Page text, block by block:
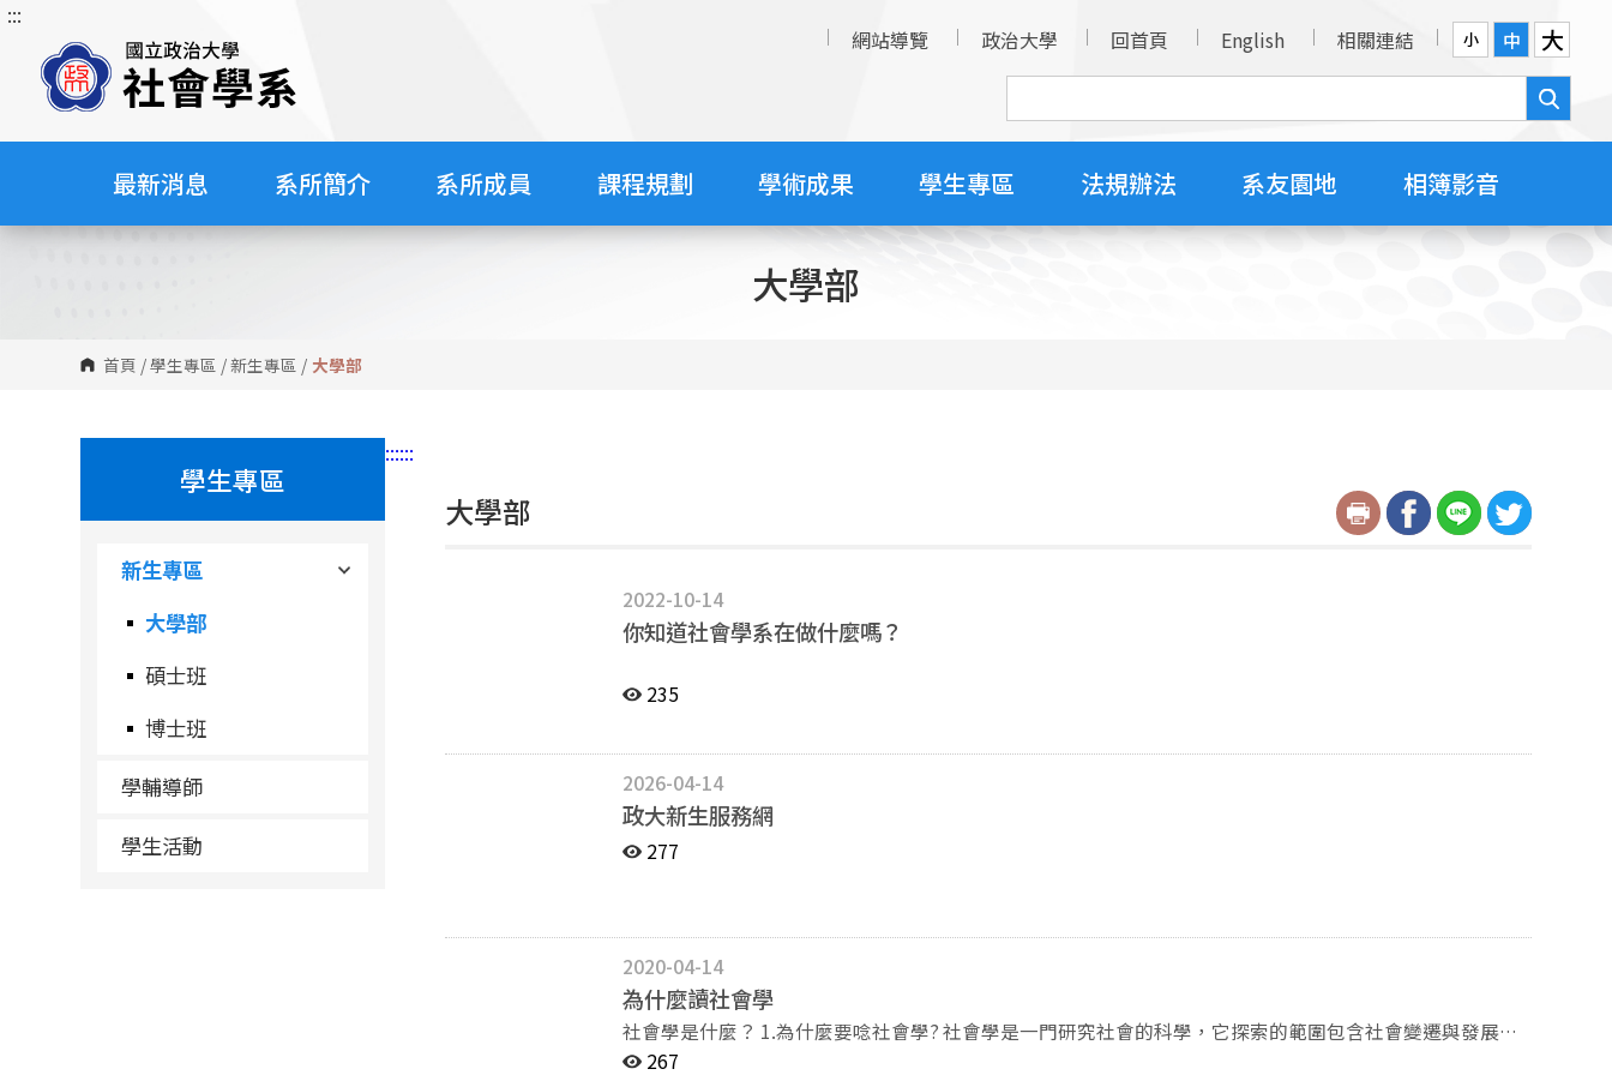
跳
內
塊
:::
網站導覽
政治大學 回首頁 English 相關連結 小 中 大
最新消息 系所簡介 系所成員 課程規劃 學術成果 學生專區 法規辦法 系友園地 相簿影音
大學部
首頁 /學生專區 /新生專區 / 大學部
:::
學生專區
新生專區
大學部
碩士班
博士班
學輔導師
學生活動
:::
大學部
2022-10-14
你知道社會學系在做什麼嗎？
235
2026-04-14
政大新生服務網
277
2020-04-14
為什麼讀社會學
社會學是什麼？ 1.為什麼要唸社會學? 社會學是一門研究社會的科學，它探索的範圍包含社會變遷與發展、
社會組織、社會網絡、社會階級、文化、環境、科技和通訊、醫療、社會運動等等，還有更多更多當代的社
267